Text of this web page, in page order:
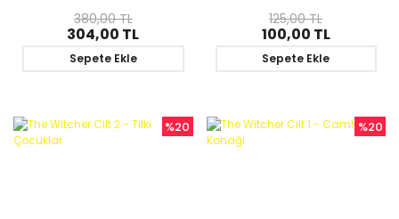
304,00 TL
380,00 TL
Sepete Ekle
100,00 TL
125,00 TL
Sepete Ekle
%20 %20